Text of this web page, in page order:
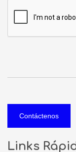
Contáctenos
Links